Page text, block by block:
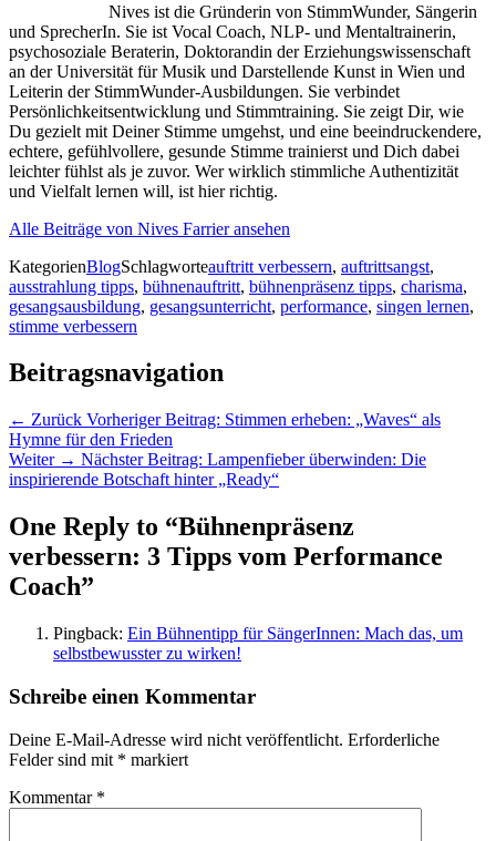
Nives ist die Gründerin von StimmWunder, Sängerin
und SprecherIn. Sie ist Vocal Coach, NLP- und Mentaltrainerin,
psychosoziale Beraterin, Doktorandin der Erziehungswissenschaft
an der Universität für Musik und Darstellende Kunst in Wien und
Leiterin der StimmWunder-Ausbildungen. Sie verbindet
Persönlichkeitsentwicklung und Stimmtraining. Sie zeigt Dir, wie
Du gezielt mit Deiner Stimme umgehst, und eine beeindruckendere,
echtere, gefühlvollere, gesunde Stimme trainierst und Dich dabei
leichter fühlst als je zuvor. Wer wirklich stimmliche Authentizität
und Vielfalt lernen will, ist hier richtig.
Alle Beiträge von Nives Farrier ansehen
KategorienBlogSchlagworteauftritt verbessern, auftrittsangst,
ausstrahlung tipps, bühnenauftritt, bühnenpräsenz tipps, charisma,
gesangsausbildung, gesangsunterricht, performance, singen lernen,
stimme verbessern
Beitragsnavigation
← Zurück Vorheriger Beitrag: Stimmen erheben: „Waves“ als
Hymne für den Frieden
Weiter → Nächster Beitrag: Lampenfieber überwinden: Die
inspirierende Botschaft hinter „Ready“
One Reply to “Bühnenpräsenz
verbessern: 3 Tipps vom Performance
Coach”
Pingback: Ein Bühnentipp für SängerInnen: Mach das, um
selbstbewusster zu wirken!
Schreibe einen Kommentar
Deine E-Mail-Adresse wird nicht veröffentlicht. Erforderliche
Felder sind mit * markiert
Kommentar *